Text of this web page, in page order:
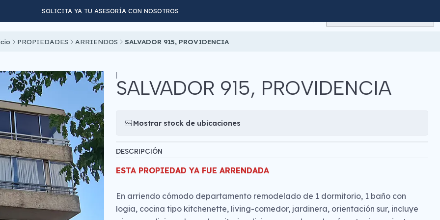
PROPIEDADES CONTACTO
SOLICITA YA TU ASESORÍA CON NOSOTROS
PROPIEDADES ARRIENDOS SALVADOR 915, PROVIDENCIA
|
SALVADOR 915, PROVIDENCIA
Mostrar stock de ubicaciones
DESCRIPCIÓN
ESTA PROPIEDAD YA FUE ARRENDADA
En arriendo cómodo departamento remodelado de 1 dormitorio, 1 baño con
logia, cocina tipo kitchenette, living-comedor, jardinera, orientación sur, incluye